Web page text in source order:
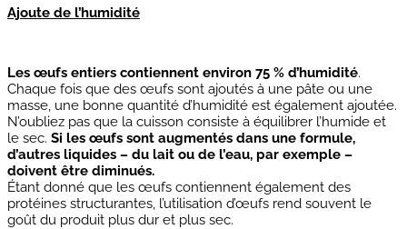
Ajoute de l’humidité
Les œufs entiers contiennent environ 75 % d’humidité.
Chaque fois que des œufs sont ajoutés à une pâte ou une
masse, une bonne quantité d’humidité est également ajoutée.
N’oubliez pas que la cuisson consiste à équilibrer l’humide et
le sec. Si les œufs sont augmentés dans une formule,
d’autres liquides – du lait ou de l’eau, par exemple –
doivent être diminués.
Étant donné que les œufs contiennent également des
protéines structurantes, l’utilisation d’œufs rend souvent le
goût du produit plus dur et plus sec.